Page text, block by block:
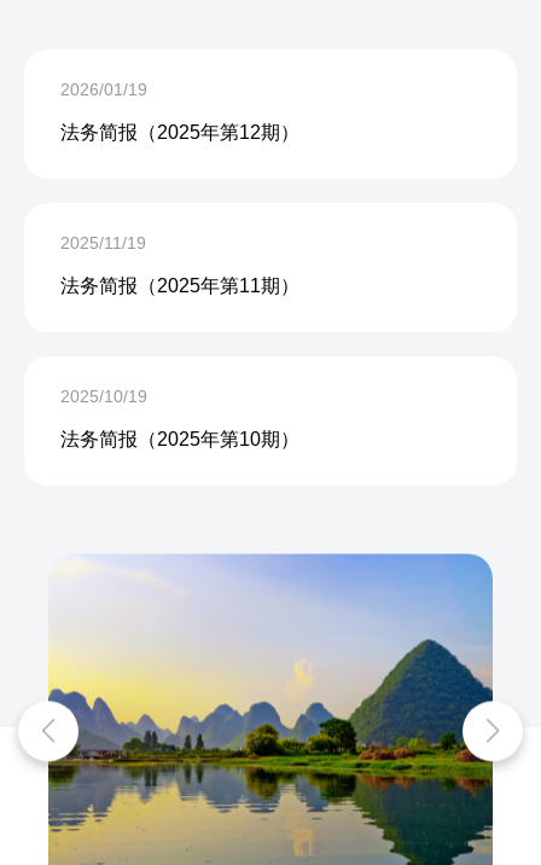
2026/01/19
法务简报（2025年第12期）
2025/11/19
法务简报（2025年第11期）
2025/10/19
法务简报（2025年第10期）